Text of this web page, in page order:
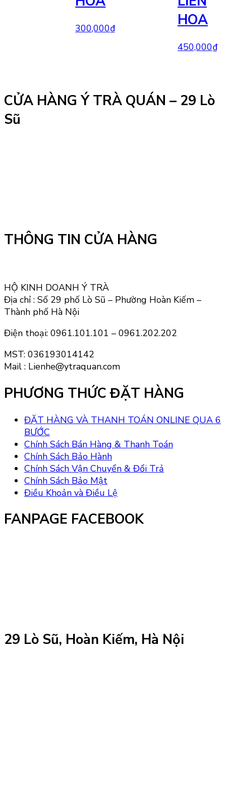
300,000₫
HOA
450,000₫
CỬA HÀNG Ý TRÀ QUÁN – 29 Lò
Sũ
THÔNG TIN CỬA HÀNG
HỘ KINH DOANH Ý TRÀ
Địa chỉ : Số 29 phố Lò Sũ – Phường Hoàn Kiếm –
Thành phố Hà Nội
Điện thoại: 0961.101.101 – 0961.202.202
MST: 036193014142
Mail : Lienhe@ytraquan.com
PHƯƠNG THỨC ĐẶT HÀNG
ĐẶT HÀNG VÀ THANH TOÁN ONLINE QUA 6
BƯỚC
Chính Sách Bán Hàng & Thanh Toán
Chính Sách Bảo Hành
Chính Sách Vận Chuyển & Đổi Trả
Chính Sách Bảo Mật
Điều Khoản và Điều Lệ
FANPAGE FACEBOOK
29 Lò Sũ, Hoàn Kiếm, Hà Nội